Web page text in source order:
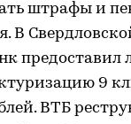
штрафы и
В
предоставил
9
ВТБ